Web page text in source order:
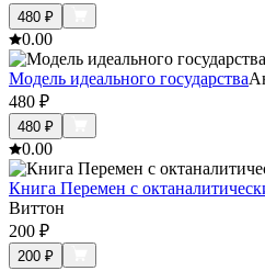
480 ₽
0.00
Модель идеального государства
480 ₽
480 ₽
0.00
Книга Перемен с
Виттон
200 ₽
200 ₽